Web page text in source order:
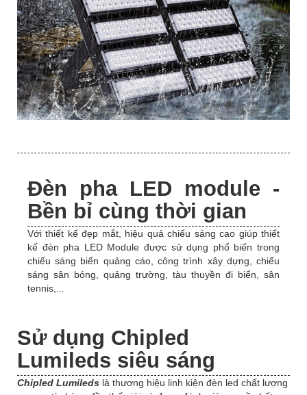
Đèn pha LED module -
Bền bỉ cùng thời gian
Với thiết kế đẹp mắt, hiệu quả chiếu sáng cao giúp thiết
kế đèn pha LED Module được sử dụng phổ biến trong
chiếu sáng biển quảng cáo, công trình xây dựng, chiếu
sáng sân bóng, quảng trường, tàu thuyền đi biển, sân
tennis,...
Sử dụng Chipled
Lumileds siêu sáng
Chipled Lumileds là thương hiệu linh kiện đèn led chất lượng